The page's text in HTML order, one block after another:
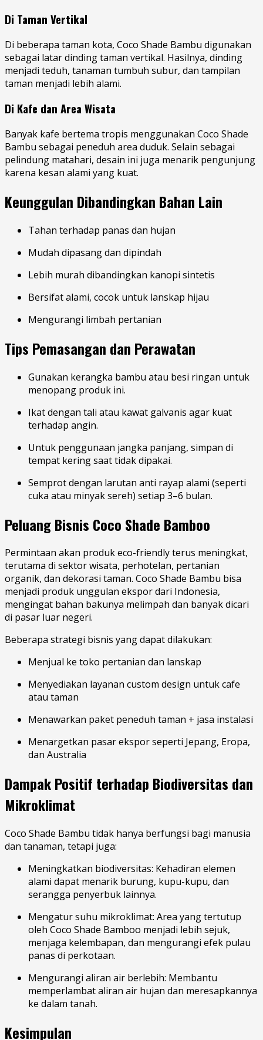
Di Taman Vertikal
Di beberapa taman kota, Coco Shade Bambu digunakan
sebagai latar dinding taman vertikal. Hasilnya, dinding
menjadi teduh, tanaman tumbuh subur, dan tampilan
taman menjadi lebih alami.
Di Kafe dan Area Wisata
Banyak kafe bertema tropis menggunakan Coco Shade
Bambu sebagai peneduh area duduk. Selain sebagai
pelindung matahari, desain ini juga menarik pengunjung
karena kesan alami yang kuat.
Keunggulan Dibandingkan Bahan Lain
Tahan terhadap panas dan hujan
Mudah dipasang dan dipindah
Lebih murah dibandingkan kanopi sintetis
Bersifat alami, cocok untuk lanskap hijau
Mengurangi limbah pertanian
Tips Pemasangan dan Perawatan
Gunakan kerangka bambu atau besi ringan untuk
menopang produk ini.
Ikat dengan tali atau kawat galvanis agar kuat
terhadap angin.
Untuk penggunaan jangka panjang, simpan di
tempat kering saat tidak dipakai.
Semprot dengan larutan anti rayap alami (seperti
cuka atau minyak sereh) setiap 3–6 bulan.
Peluang Bisnis Coco Shade Bamboo
Permintaan akan produk eco-friendly terus meningkat,
terutama di sektor wisata, perhotelan, pertanian
organik, dan dekorasi taman. Coco Shade Bambu bisa
menjadi produk unggulan ekspor dari Indonesia,
mengingat bahan bakunya melimpah dan banyak dicari
di pasar luar negeri.
Beberapa strategi bisnis yang dapat dilakukan:
Menjual ke toko pertanian dan lanskap
Menyediakan layanan custom design untuk cafe
atau taman
Menawarkan paket peneduh taman + jasa instalasi
Menargetkan pasar ekspor seperti Jepang, Eropa,
dan Australia
Dampak Positif terhadap Biodiversitas dan
Mikroklimat
Coco Shade Bambu tidak hanya berfungsi bagi manusia
dan tanaman, tetapi juga:
Meningkatkan biodiversitas: Kehadiran elemen
alami dapat menarik burung, kupu-kupu, dan
serangga penyerbuk lainnya.
Mengatur suhu mikroklimat: Area yang tertutup
oleh Coco Shade Bamboo menjadi lebih sejuk,
menjaga kelembapan, dan mengurangi efek pulau
panas di perkotaan.
Mengurangi aliran air berlebih: Membantu
memperlambat aliran air hujan dan meresapkannya
ke dalam tanah.
Kesimpulan